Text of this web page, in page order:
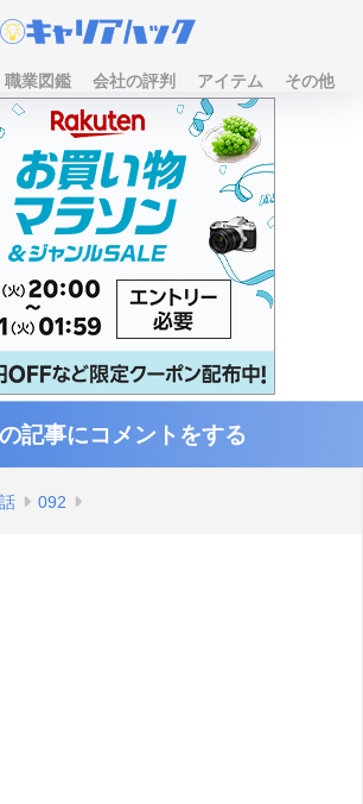
職業図鑑 会社の評判 アイテム その他
記事にコメントをする
092